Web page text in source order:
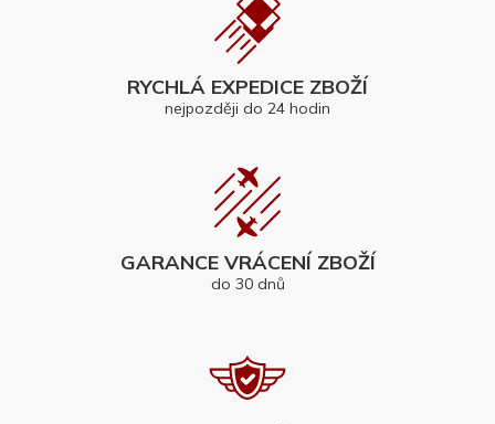
RYCHLÁ EXPEDICE ZBOŽÍ
nejpozději do 24 hodin
GARANCE VRÁCENÍ ZBOŽÍ
do 30 dnů